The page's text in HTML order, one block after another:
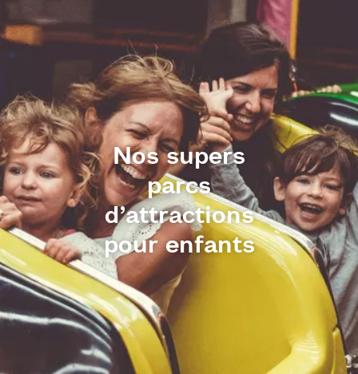
Nos supers
parcs
d’attractions
pour enfants